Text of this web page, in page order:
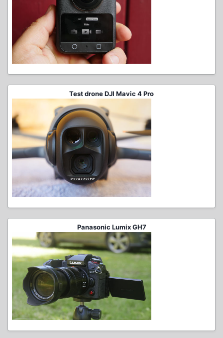
Test drone DJI Mavic 4 Pro
Panasonic Lumix GH7